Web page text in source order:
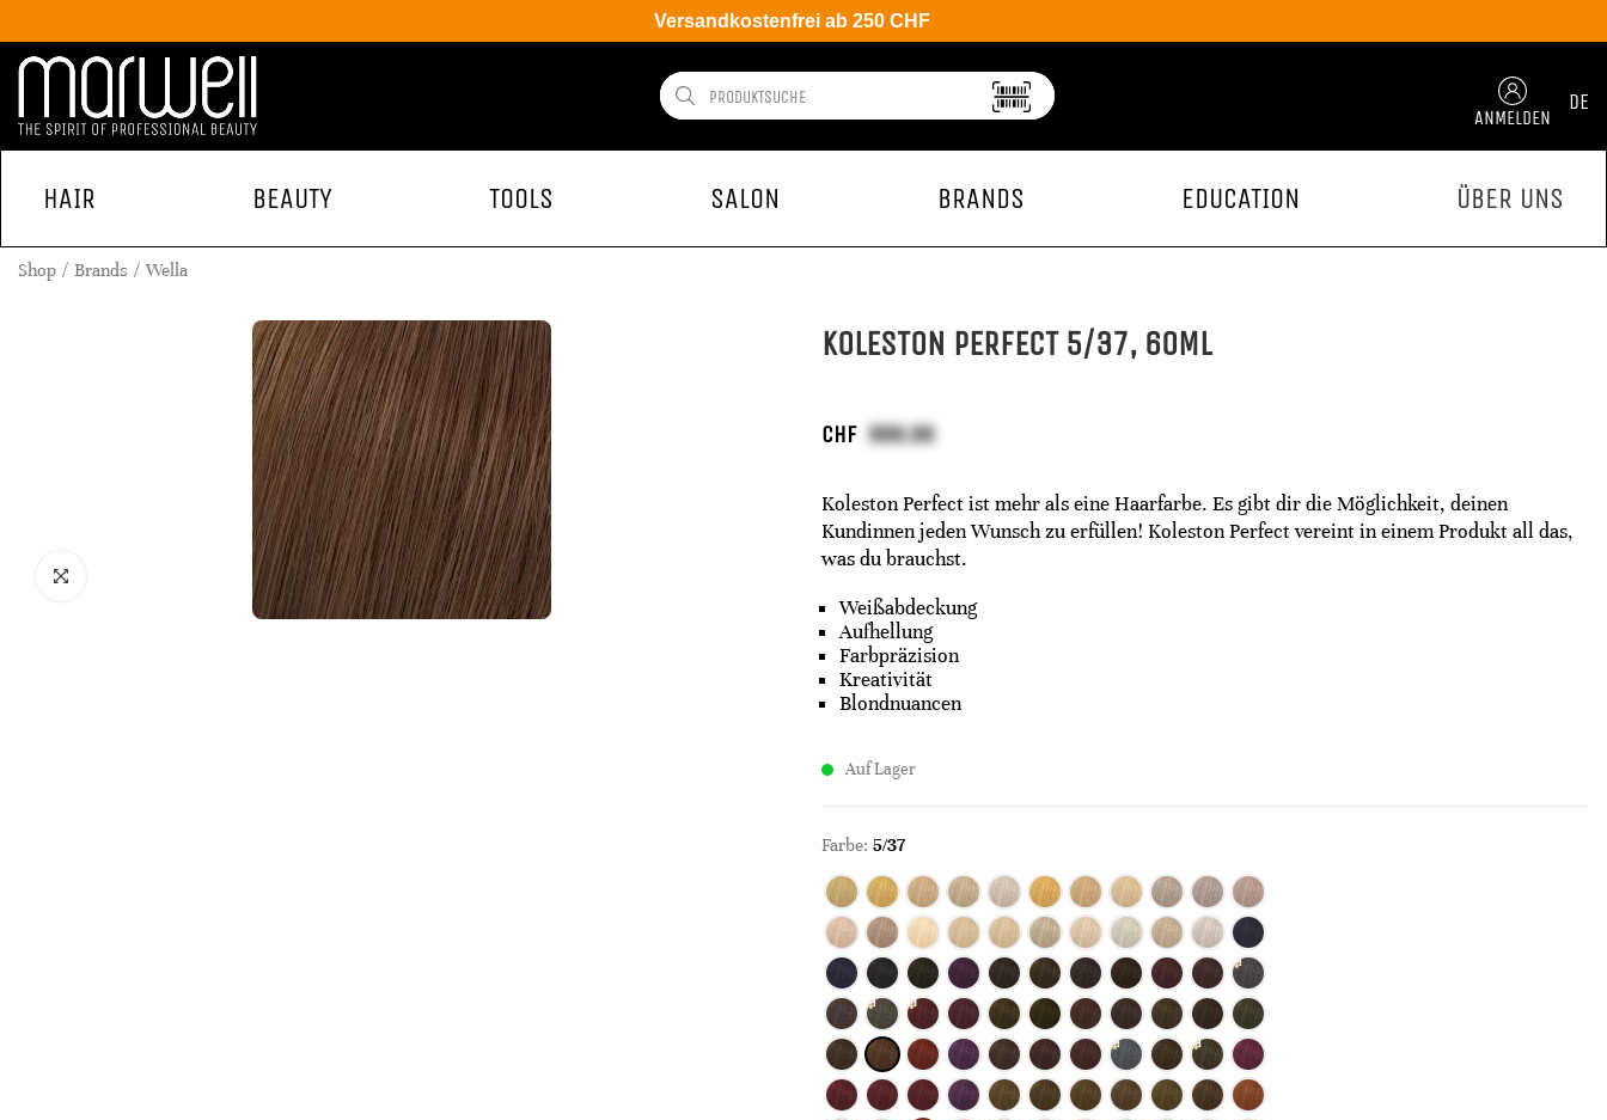
Versandkostenfrei ab 250 CHF
ANMELDEN
DE
HAIR BEAUTY TOOLS SALON BRANDS EDUCATION ÜBER UNS
Shop Brands Wella
KOLESTON PERFECT 5/37, 60ML
CHF
Koleston Perfect ist mehr als eine Haarfarbe. Es gibt dir die Möglichkeit, deinen
Kundinnen jeden Wunsch zu erfüllen! Koleston Perfect vereint in einem Produkt all das,
was du brauchst.
Weißabdeckung
Aufhellung
Farbpräzision
Kreativität
Blondnuancen
Auf Lager
Farbe: 5/37